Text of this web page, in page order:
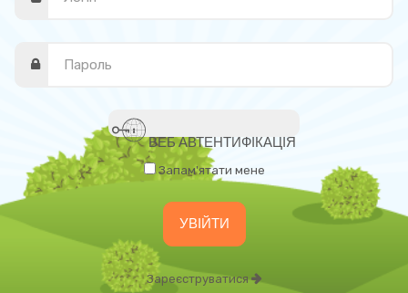
ВЕБ АВТЕНТИФІКАЦІЯ
Запам'ятати мене
Зареєструватися